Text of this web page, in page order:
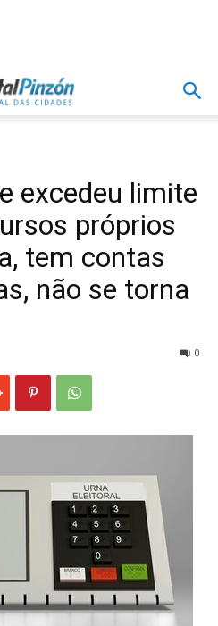
excedeu limite
próprios
tem contas
não se torna
0